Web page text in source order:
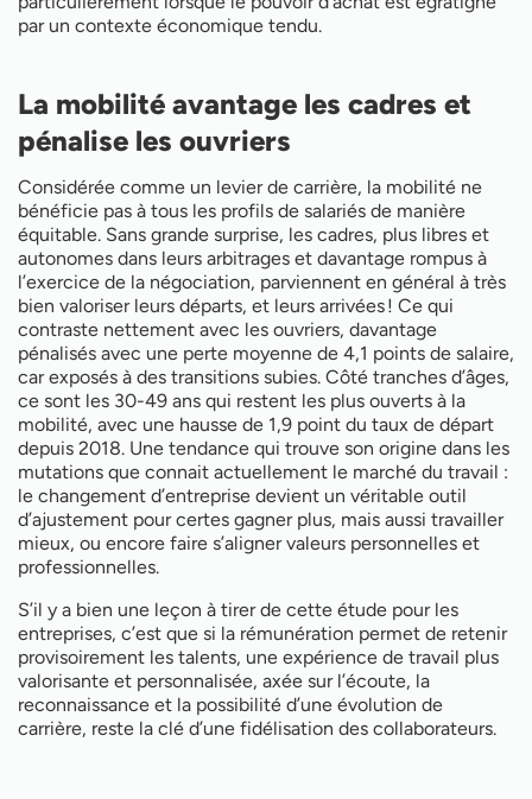
par un contexte économique tendu.
La mobilité avantage les cadres et
pénalise les ouvriers
Considérée comme un levier de carrière, la mobilité ne
bénéficie pas à tous les profils de salariés de manière
équitable. Sans grande surprise, les cadres, plus libres et
autonomes dans leurs arbitrages et davantage rompus à
l’exercice de la négociation, parviennent en général à très
bien valoriser leurs départs, et leurs arrivées ! Ce qui
contraste nettement avec les ouvriers, davantage
pénalisés avec une perte moyenne de 4,1 points de salaire,
car exposés à des transitions subies. Côté tranches d’âges,
ce sont les 30-49 ans qui restent les plus ouverts à la
mobilité, avec une hausse de 1,9 point du taux de départ
depuis 2018. Une tendance qui trouve son origine dans les
mutations que connait actuellement le marché du travail :
le changement d’entreprise devient un véritable outil
d’ajustement pour certes gagner plus, mais aussi travailler
mieux, ou encore faire s’aligner valeurs personnelles et
professionnelles.
S’il y a bien une leçon à tirer de cette étude pour les
entreprises, c’est que si la rémunération permet de retenir
provisoirement les talents, une expérience de travail plus
valorisante et personnalisée, axée sur l’écoute, la
reconnaissance et la possibilité d’une évolution de
carrière, reste la clé d’une fidélisation des collaborateurs.